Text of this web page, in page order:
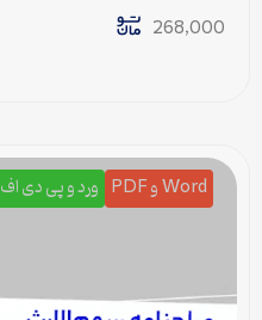
268,000
Word و PDF ورد و پی دی اف